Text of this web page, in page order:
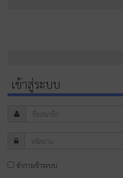
เข้าสู่ระบบ
จำการเข้าระบบ